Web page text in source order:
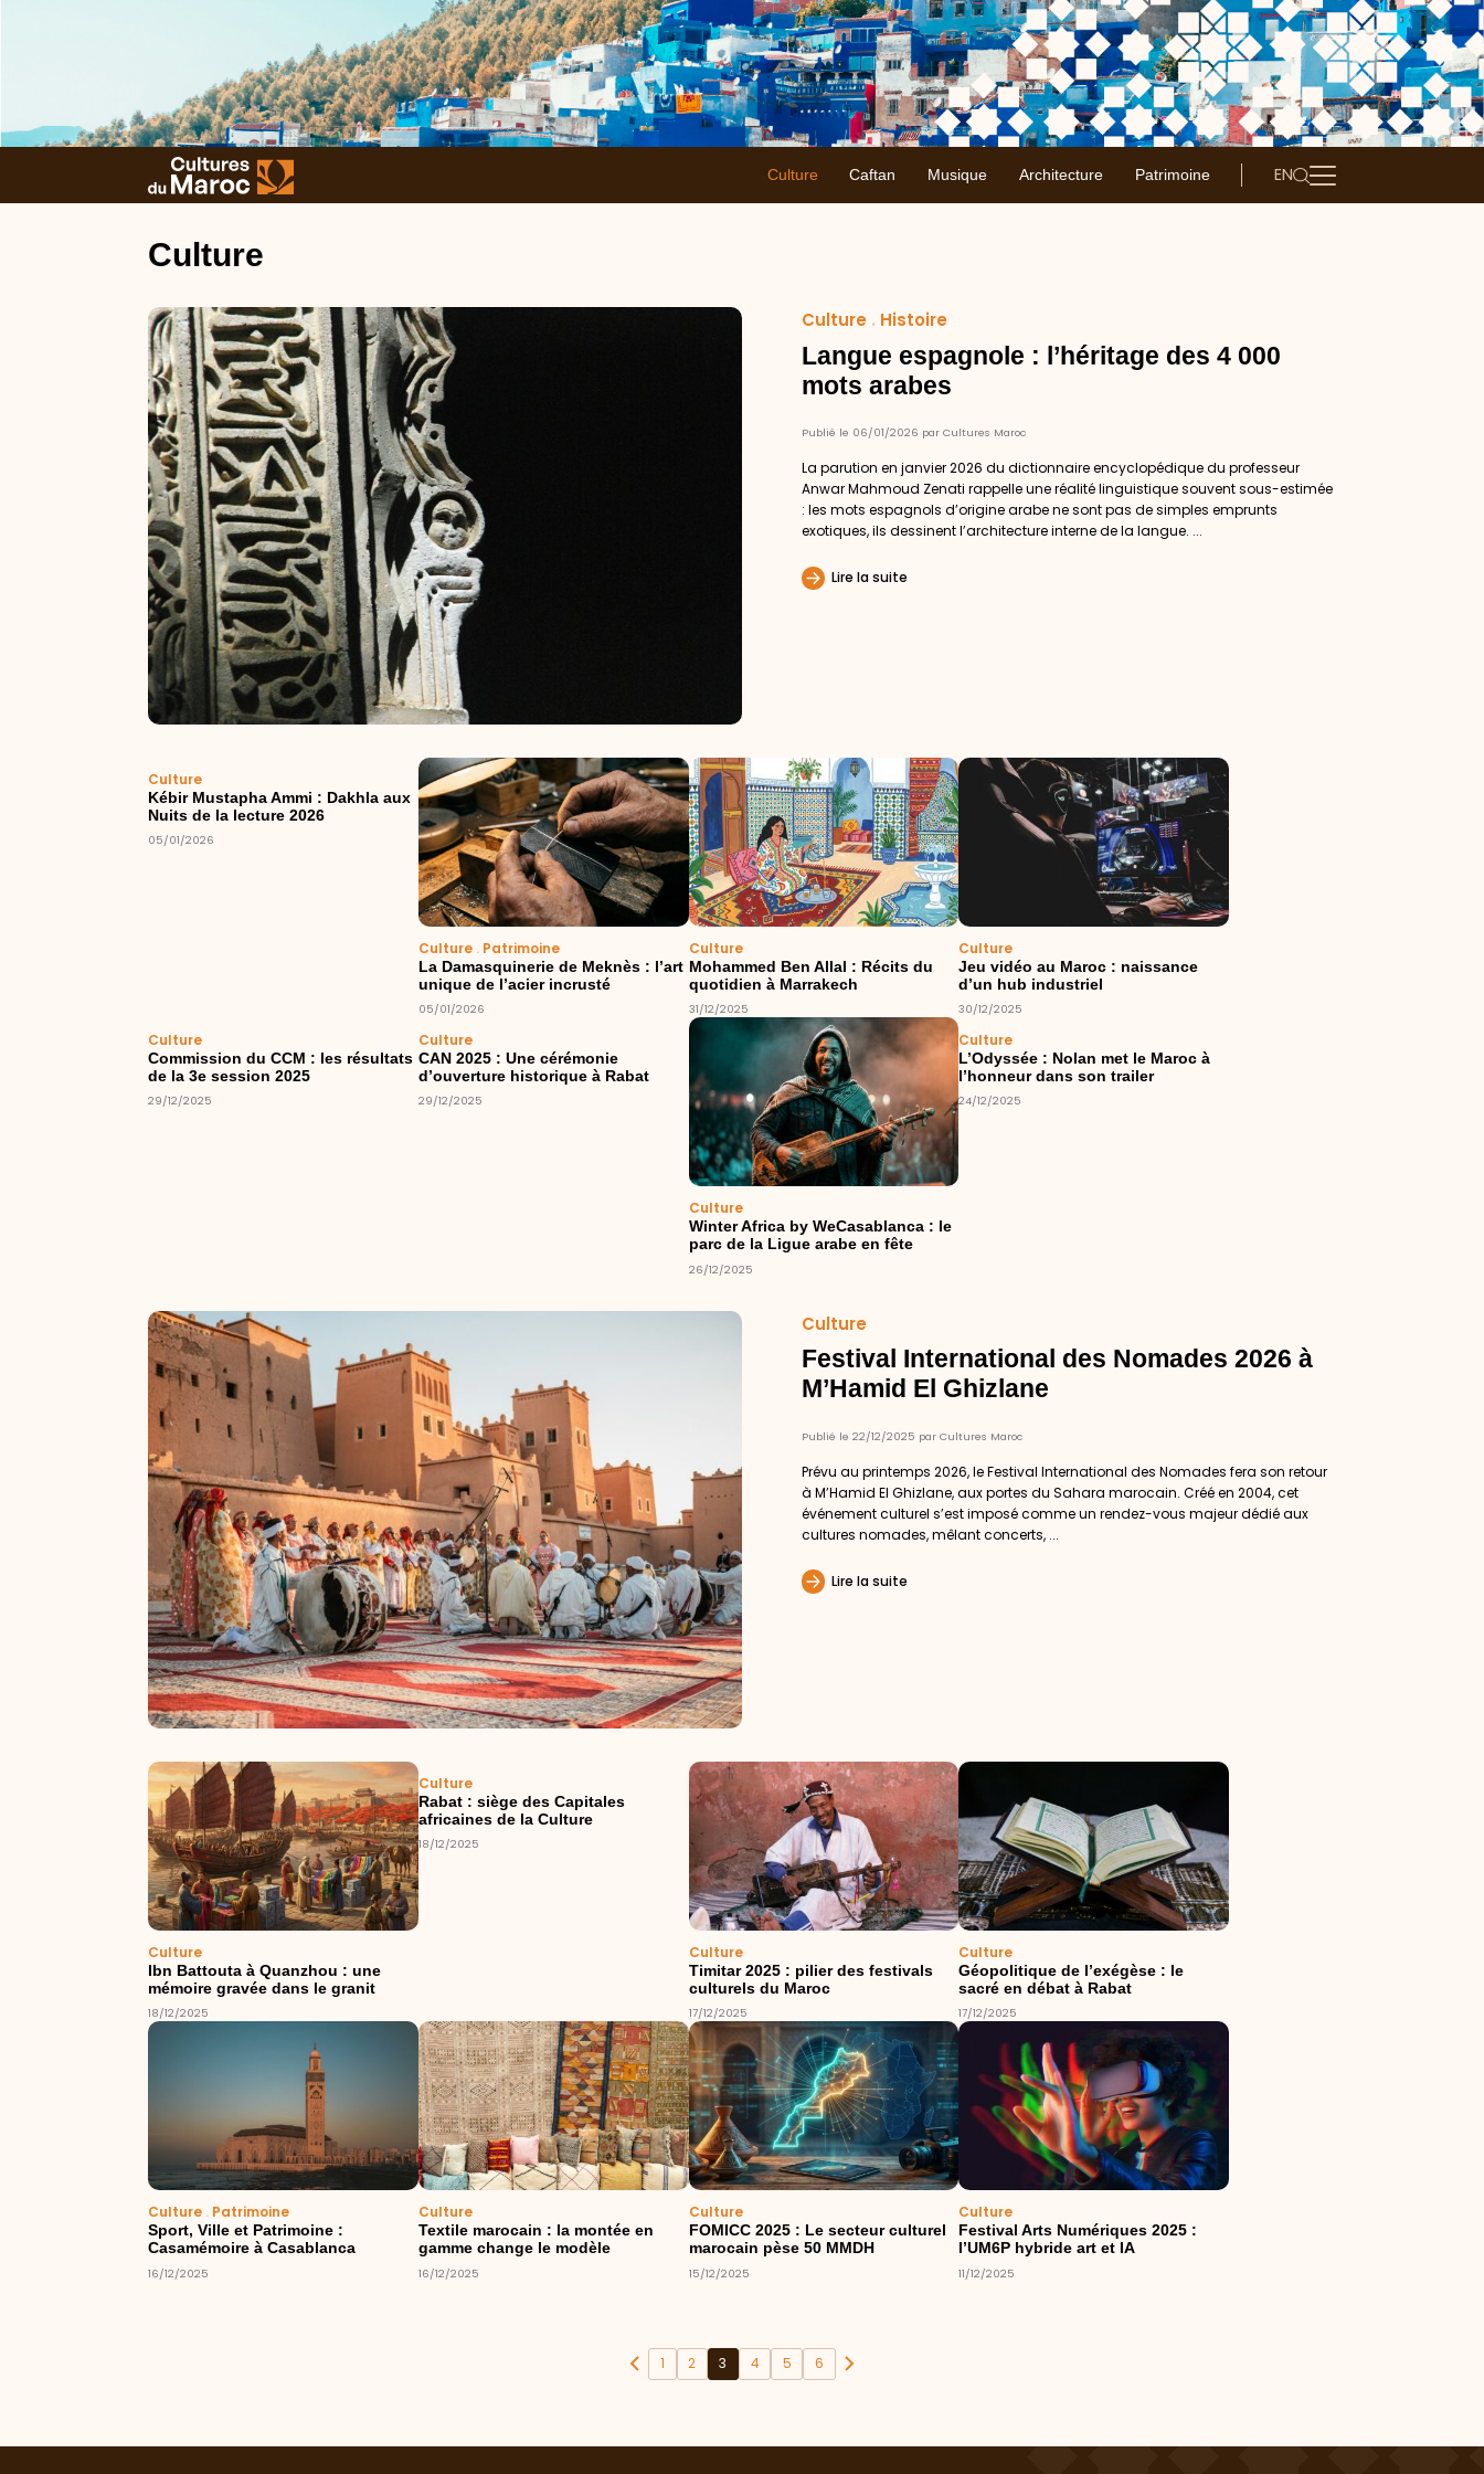
Culture Caftan Musique Architecture Patrimoine EN
Culture
Culture. Histoire
Langue espagnole : l’héritage des 4 000
mots arabes
Publié le 06/01/2026 par Cultures Maroc
La parution en janvier 2026 du dictionnaire encyclopédique du professeur
Anwar Mahmoud Zenati rappelle une réalité linguistique souvent sous-estimée
: les mots espagnols d’origine arabe ne sont pas de simples emprunts
exotiques, ils dessinent l’architecture interne de la langue. ...
Lire la suite
Culture
Kébir Mustapha Ammi : Dakhla aux
Nuits de la lecture 2026
05/01/2026
Culture . Patrimoine
La Damasquinerie de Meknès : l’art
unique de l’acier incrusté
05/01/2026
Culture
Mohammed Ben Allal : Récits du
quotidien à Marrakech
31/12/2025
Culture
Jeu vidéo au Maroc : naissance
d’un hub industriel
30/12/2025
Culture
Commission du CCM : les résultats
de la 3e session 2025
29/12/2025
Culture
CAN 2025 : Une cérémonie
d’ouverture historique à Rabat
29/12/2025
Culture
Winter Africa by WeCasablanca : le
parc de la Ligue arabe en fête
26/12/2025
Culture
L’Odyssée : Nolan met le Maroc à
l’honneur dans son trailer
24/12/2025
Culture
Festival International des Nomades 2026 à
M’Hamid El Ghizlane
Publié le 22/12/2025 par Cultures Maroc
Prévu au printemps 2026, le Festival International des Nomades fera son retour
à M’Hamid El Ghizlane, aux portes du Sahara marocain. Créé en 2004, cet
événement culturel s’est imposé comme un rendez-vous majeur dédié aux
cultures nomades, mêlant concerts, ...
Lire la suite
Culture
Ibn Battouta à Quanzhou : une
mémoire gravée dans le granit
18/12/2025
Culture
Rabat : siège des Capitales
africaines de la Culture
18/12/2025
Culture
Timitar 2025 : pilier des festivals
culturels du Maroc
17/12/2025
Culture
Géopolitique de l’exégèse : le
sacré en débat à Rabat
17/12/2025
Culture . Patrimoine
Sport, Ville et Patrimoine :
Casamémoire à Casablanca
16/12/2025
Culture
Textile marocain : la montée en
gamme change le modèle
16/12/2025
Culture
FOMICC 2025 : Le secteur culturel
marocain pèse 50 MMDH
15/12/2025
Culture
Festival Arts Numériques 2025 :
l’UM6P hybride art et IA
11/12/2025
1 2 3 4 5 6